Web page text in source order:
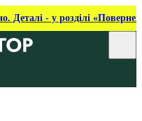
Деталі - у розділі